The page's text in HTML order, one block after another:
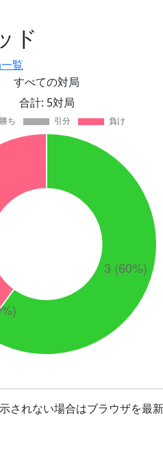
ド
覧
すべての対局
合計: 5対局
されない場合はブラウザを最